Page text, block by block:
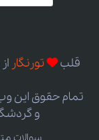
قلب تورنگار
تمام حقوق این
و